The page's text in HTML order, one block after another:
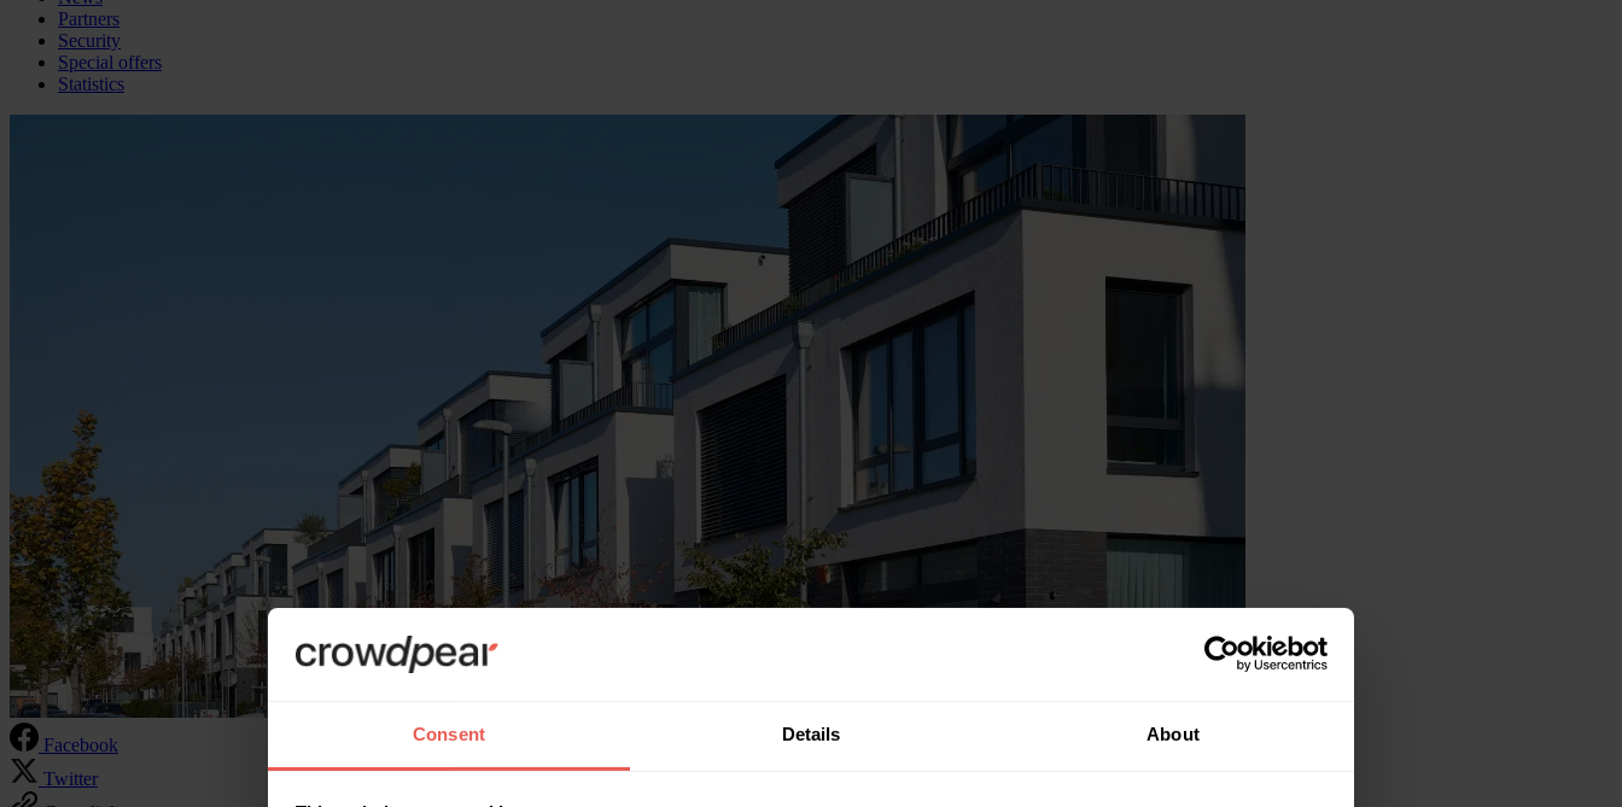
Consent Details About
Partners
Security
Special offers
Statistics
Facebook
Twitter